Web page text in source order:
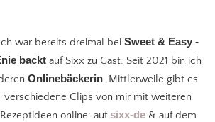
war bereits dreimal bei Sweet & Easy -
backt auf Sixx zu Gast. Seit 2021 bin ich
Onlinebäckerin. Mittlerweile gibt es
verschiedene Clips von mir mit weiteren
Rezeptideen online: auf sixx-de& auf dem